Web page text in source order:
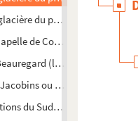
du palais de Compiègne
de Compiègne
(les Jacobins) à
ou Grosse Tour à
du Sud-est et terrasse de